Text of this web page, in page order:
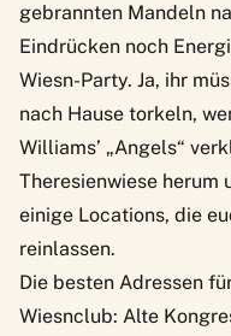
gebrannten Mandeln
Eindrücken noch
Wiesn-Party. Ja, ihr
nach Hause torkeln,
Williams’ „Angels“
Theresienwiese herum
einige Locations, die
reinlassen.
Die besten Adressen
Wiesnclub: Alte